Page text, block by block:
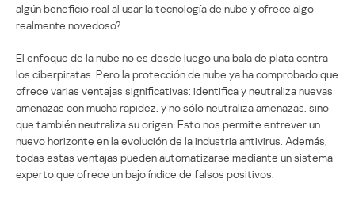
algún beneficio real al usar la tecnología de nube y ofrece algo
realmente novedoso?
El enfoque de la nube no es desde luego una bala de plata contra
los ciberpiratas. Pero la protección de nube ya ha comprobado que
ofrece varias ventajas significativas: identifica y neutraliza nuevas
amenazas con mucha rapidez, y no sólo neutraliza amenazas, sino
que también neutraliza su origen. Esto nos permite entrever un
nuevo horizonte en la evolución de la industria antivirus. Además,
todas estas ventajas pueden automatizarse mediante un sistema
experto que ofrece un bajo índice de falsos positivos.